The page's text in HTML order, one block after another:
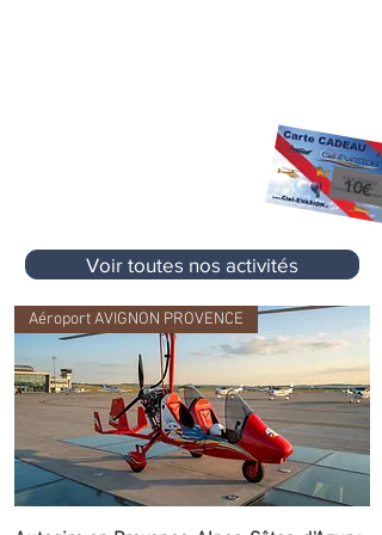
10€
Aéroport AVIGNON PROVENCE
Voir toutes nos activités